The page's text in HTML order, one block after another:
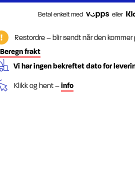
Betal enkelt med eller
Restordre – blir sendt når den kommer
Beregn frakt
Vi har ingen bekreftet dato for
Klikk og hent –info